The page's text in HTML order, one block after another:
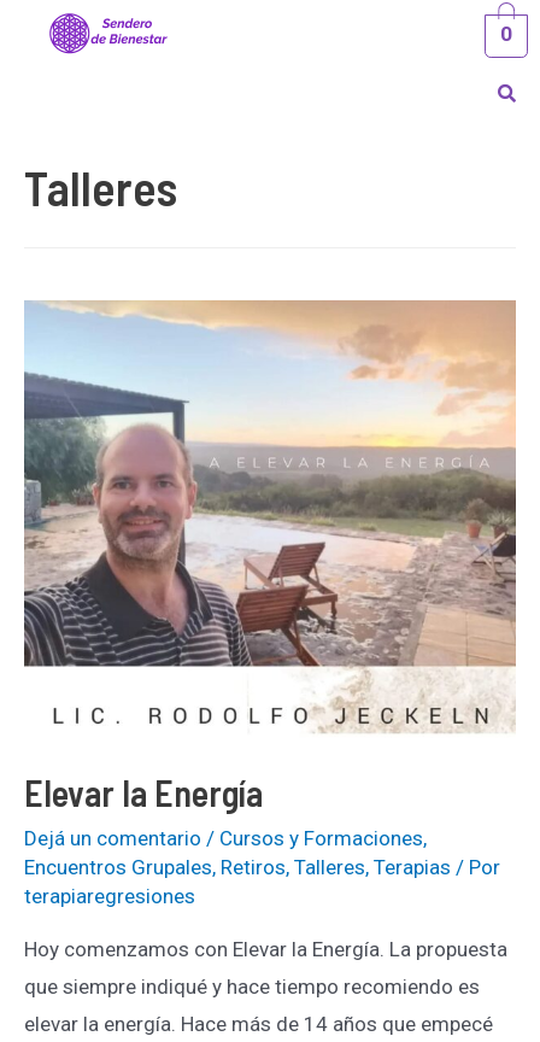
0
Talleres
Elevar la Energía
Dejá un comentario / Cursos y Formaciones,
Encuentros Grupales, Retiros, Talleres, Terapias / Por
terapiaregresiones
Hoy comenzamos con Elevar la Energía. La propuesta
que siempre indiqué y hace tiempo recomiendo es
elevar la energía. Hace más de 14 años que empecé